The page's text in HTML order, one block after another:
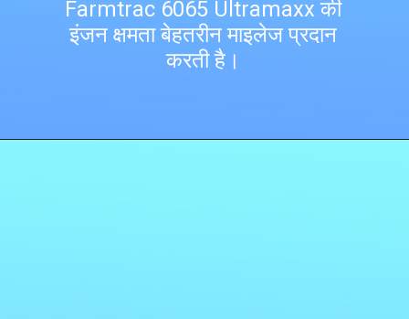
Farmtrac 6065 Ultramaxx की
इंजन क्षमता बेहतरीन माइलेज प्रदान
करती है।